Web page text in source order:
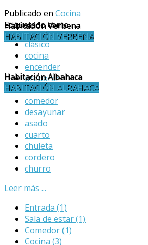
Habitación Verbena
HABITACIÓN VERBENA
Habitación Albahaca
HABITACIÓN ALBAHACA
Publicado en Cocina
Etiquetado como
clásico
cocina
encender
preparar
comida
comedor
desayunar
asado
cuarto
chuleta
cordero
churro
Leer más ...
Entrada (1)
Sala de estar(1)
Comedor(1)
Cocina (3)